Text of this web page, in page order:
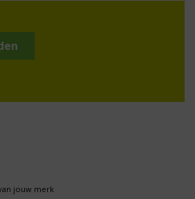
jouw merk